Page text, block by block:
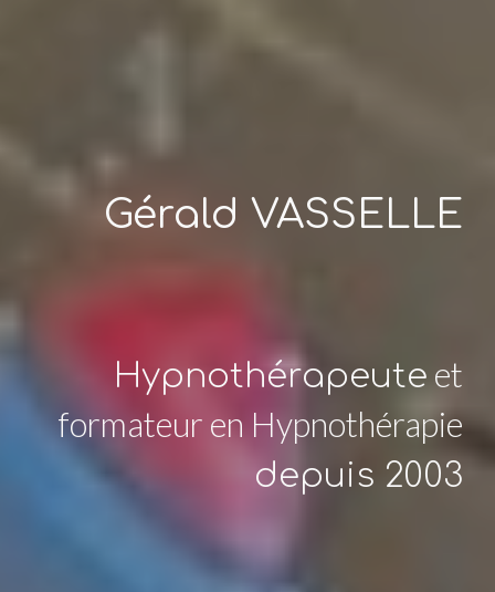
Gérald VASSELLE
Hypnothérapeute et
formateur en Hypnothérapie
depuis 2003